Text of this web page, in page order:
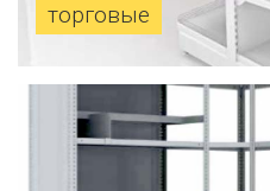
торговые